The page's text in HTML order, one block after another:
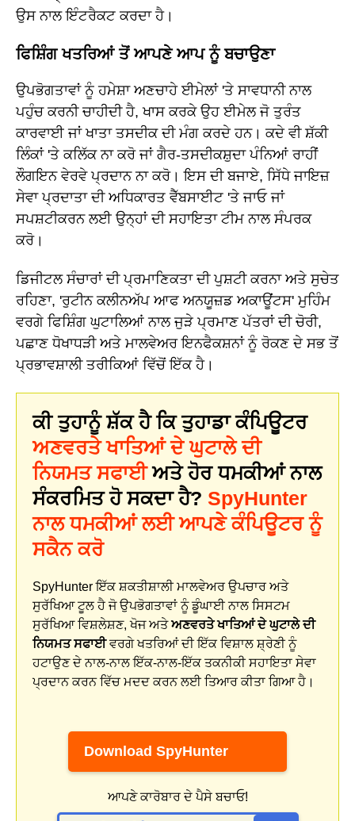
ਉਸ ਨਾਲ ਇੰਟਰੈਕਟ ਕਰਦਾ ਹੈ।
ਫਿਸ਼ਿੰਗ ਖਤਰਿਆਂ ਤੋਂ ਆਪਣੇ ਆਪ ਨੂੰ ਬਚਾਉਣਾ
ਉਪਭੋਗਤਾਵਾਂ ਨੂੰ ਹਮੇਸ਼ਾ ਅਣਚਾਹੇ ਈਮੇਲਾਂ 'ਤੇ ਸਾਵਧਾਨੀ ਨਾਲ
ਪਹੁੰਚ ਕਰਨੀ ਚਾਹੀਦੀ ਹੈ, ਖਾਸ ਕਰਕੇ ਉਹ ਈਮੇਲ ਜੋ ਤੁਰੰਤ
ਕਾਰਵਾਈ ਜਾਂ ਖਾਤਾ ਤਸਦੀਕ ਦੀ ਮੰਗ ਕਰਦੇ ਹਨ। ਕਦੇ ਵੀ ਸ਼ੱਕੀ
ਲਿੰਕਾਂ 'ਤੇ ਕਲਿੱਕ ਨਾ ਕਰੋ ਜਾਂ ਗੈਰ-ਤਸਦੀਕਸ਼ੁਦਾ ਪੰਨਿਆਂ ਰਾਹੀਂ
ਲੌਗਇਨ ਵੇਰਵੇ ਪ੍ਰਦਾਨ ਨਾ ਕਰੋ। ਇਸ ਦੀ ਬਜਾਏ, ਸਿੱਧੇ ਜਾਇਜ਼
ਸੇਵਾ ਪ੍ਰਦਾਤਾ ਦੀ ਅਧਿਕਾਰਤ ਵੈੱਬਸਾਈਟ 'ਤੇ ਜਾਓ ਜਾਂ
ਸਪਸ਼ਟੀਕਰਨ ਲਈ ਉਨ੍ਹਾਂ ਦੀ ਸਹਾਇਤਾ ਟੀਮ ਨਾਲ ਸੰਪਰਕ
ਕਰੋ।
ਡਿਜੀਟਲ ਸੰਚਾਰਾਂ ਦੀ ਪ੍ਰਮਾਣਿਕਤਾ ਦੀ ਪੁਸ਼ਟੀ ਕਰਨਾ ਅਤੇ ਸੁਚੇਤ
ਰਹਿਣਾ, 'ਰੁਟੀਨ ਕਲੀਨਅੱਪ ਆਫ ਅਨਯੂਜ਼ਡ ਅਕਾਊਂਟਸ' ਮੁਹਿੰਮ
ਵਰਗੇ ਫਿਸ਼ਿੰਗ ਘੁਟਾਲਿਆਂ ਨਾਲ ਜੁੜੇ ਪ੍ਰਮਾਣ ਪੱਤਰਾਂ ਦੀ ਚੋਰੀ,
ਪਛਾਣ ਧੋਖਾਧੜੀ ਅਤੇ ਮਾਲਵੇਅਰ ਇਨਫੈਕਸ਼ਨਾਂ ਨੂੰ ਰੋਕਣ ਦੇ ਸਭ ਤੋਂ
ਪ੍ਰਭਾਵਸ਼ਾਲੀ ਤਰੀਕਿਆਂ ਵਿੱਚੋਂ ਇੱਕ ਹੈ।
ਕੀ ਤੁਹਾਨੂੰ ਸ਼ੱਕ ਹੈ ਕਿ ਤੁਹਾਡਾ ਕੰਪਿਊਟਰ
ਅਣਵਰਤੇ ਖਾਤਿਆਂ ਦੇ ਘੁਟਾਲੇ ਦੀ
ਨਿਯਮਤ ਸਫਾਈਅਤੇ ਹੋਰ ਧਮਕੀਆਂ ਨਾਲ
ਸੰਕਰਮਿਤ ਹੋ ਸਕਦਾ ਹੈ? SpyHunter
ਨਾਲ ਧਮਕੀਆਂ ਲਈ ਆਪਣੇ ਕੰਪਿਊਟਰ ਨੂੰ
ਸਕੈਨ ਕਰੋ
SpyHunter ਇੱਕ ਸ਼ਕਤੀਸ਼ਾਲੀ ਮਾਲਵੇਅਰ ਉਪਚਾਰ ਅਤੇ
ਸੁਰੱਖਿਆ ਟੂਲ ਹੈ ਜੋ ਉਪਭੋਗਤਾਵਾਂ ਨੂੰ ਡੂੰਘਾਈ ਨਾਲ ਸਿਸਟਮ
ਸੁਰੱਖਿਆ ਵਿਸ਼ਲੇਸ਼ਣ, ਖੋਜ ਅਤੇਅਣਵਰਤੇ ਖਾਤਿਆਂ ਦੇ ਘੁਟਾਲੇ ਦੀ
ਨਿਯਮਤ ਸਫਾਈਵਰਗੇ ਖਤਰਿਆਂ ਦੀ ਇੱਕ ਵਿਸ਼ਾਲ ਸ਼੍ਰੇਣੀ ਨੂੰ
ਹਟਾਉਣ ਦੇ ਨਾਲ-ਨਾਲ ਇੱਕ-ਨਾਲ-ਇੱਕ ਤਕਨੀਕੀ ਸਹਾਇਤਾ ਸੇਵਾ
ਪ੍ਰਦਾਨ ਕਰਨ ਵਿੱਚ ਮਦਦ ਕਰਨ ਲਈ ਤਿਆਰ ਕੀਤਾ ਗਿਆ ਹੈ।
Download SpyHunter
ਆਪਣੇ ਕਾਰੋਬਾਰ ਦੇ ਪੈਸੇ ਬਚਾਓ!